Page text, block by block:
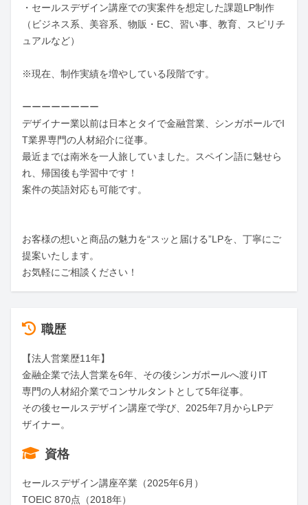
・セールスデザイン講座での実案件を想定した課題LP制作
（ビジネス系、美容系、物販・EC、習い事、教育、スピリチ
ュアルなど）
※現在、制作実績を増やしている段階です。
ーーーーーーーー
デザイナー業以前は日本とタイで金融営業、シンガポールでI
T業界専門の人材紹介に従事。
最近までは南米を一人旅していました。スペイン語に魅せら
れ、帰国後も学習中です！
案件の英語対応も可能です。
お客様の想いと商品の魅力を“スッと届ける”LPを、丁寧にご
提案いたします。
お気軽にご相談ください！
職歴
【法人営業歴11年】
金融企業で法人営業を6年、その後シンガポールへ渡りIT
専門の人材紹介業でコンサルタントとして5年従事。
その後セールスデザイン講座で学び、2025年7月からLPデ
ザイナー。
資格
セールスデザイン講座卒業（2025年6月）
TOEIC 870点（2018年）